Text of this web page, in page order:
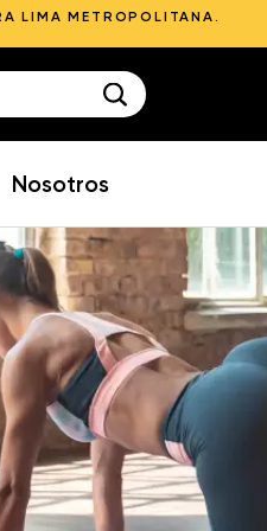
LIMA METROPOLITANA.
Nosotros